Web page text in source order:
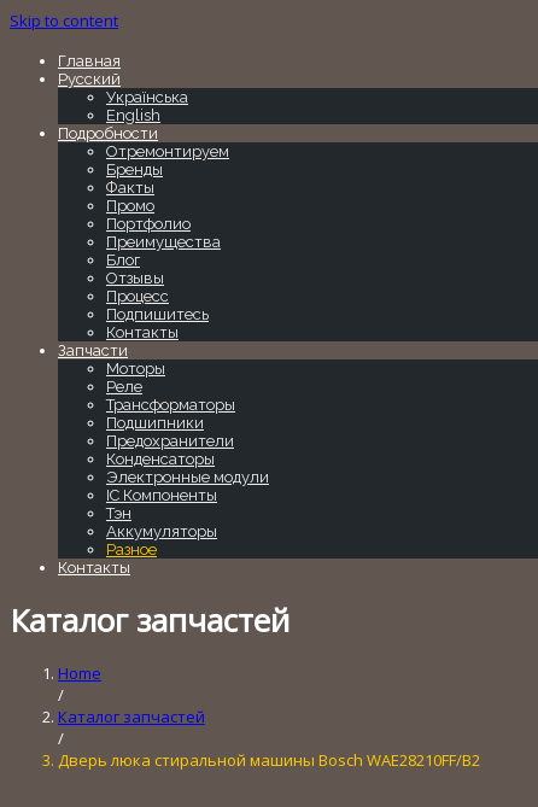
Skip to content
Главная
Русский
Українська
English
Подробности
Отремонтируем
Бренды
Факты
Промо
Портфолио
Преимущества
Блог
Отзывы
Процесс
Подпишитесь
Контакты
Запчасти
Моторы
Реле
Трансформаторы
Подшипники
Предохранители
Конденсаторы
Электронные модули
IC Компоненты
Тэн
Аккумуляторы
Разное
Контакты
Каталог запчастей
Home
/
Каталог запчастей
/
Дверь люка стиральной машины Bosch WAE28210FF/B2